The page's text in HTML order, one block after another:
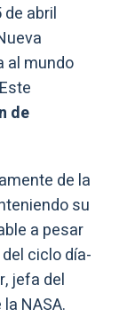
abril
al mundo
de
de la
su
a pesar
ciclo día-
jefa del
NASA.